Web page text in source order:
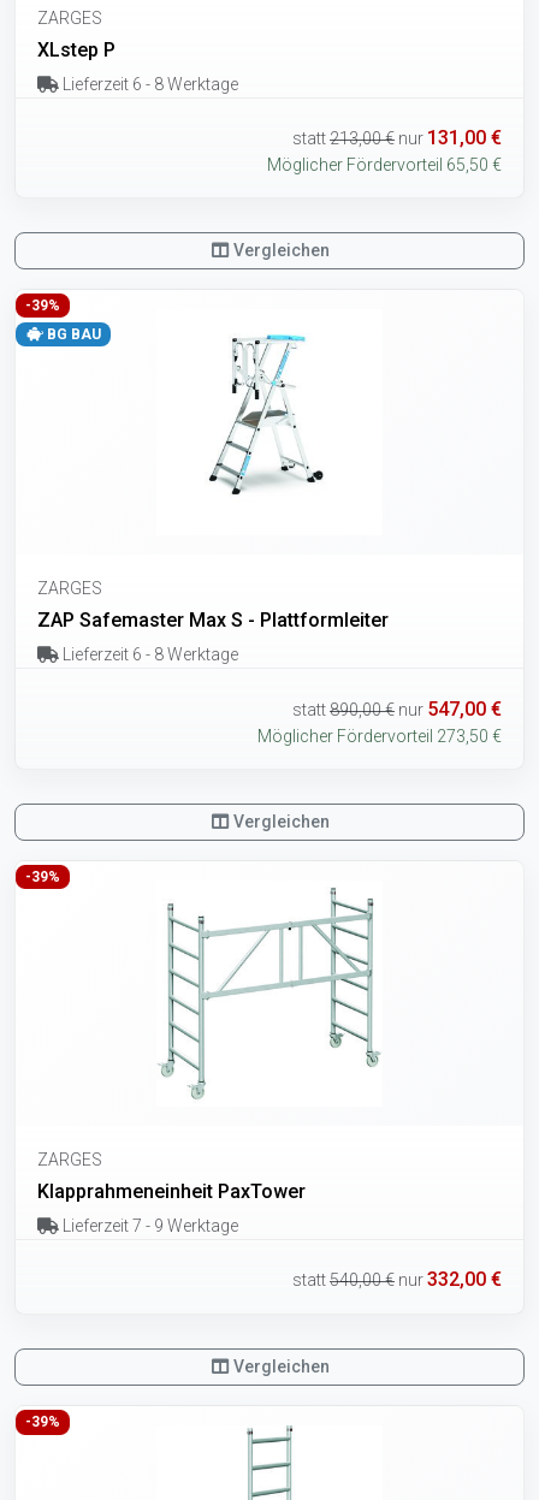
ZARGES
XLstep P
Lieferzeit 6 - 8 Werktage
statt213,00 € nur 131,00 €
Möglicher Fördervorteil 65,50 €
Vergleichen
-39%
BG BAU
ZARGES
ZAP Safemaster Max S - Plattformleiter
Lieferzeit 6 - 8 Werktage
statt890,00 € nur 547,00 €
Möglicher Fördervorteil 273,50 €
Vergleichen
-39%
ZARGES
Klapprahmeneinheit PaxTower
Lieferzeit 7 - 9 Werktage
statt540,00 € nur332,00 €
Vergleichen
-39%